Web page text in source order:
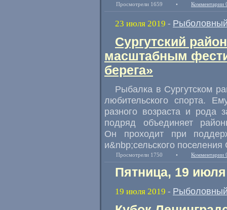
Просмотрели 1659 • Комментарии
23 июля 2019 -
Сургутский
масштабным
берега»
Рыбалка в Сургутском
любительского спорта.
разного возраста и рода
подряд объединяет
Он проходит при
и&nbp;сельского
Просмотрели 1750 • Комментарии
Пятница, 19
19 июля 2019 -